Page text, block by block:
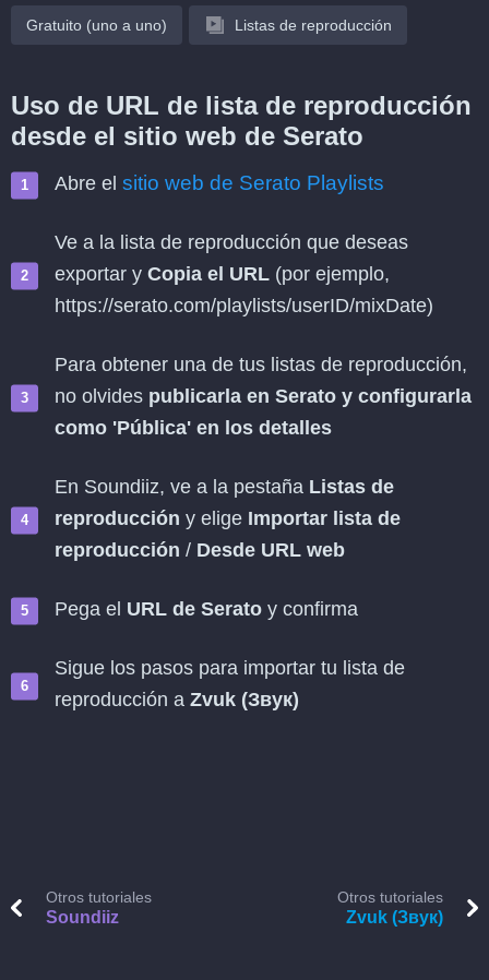
Gratuito (uno a uno) Listas de reproducción
Uso de URL de lista de reproducción
desde el sitio web de Serato
Abre el sitio web de Serato Playlists
Ve a la lista de reproducción que deseas
exportar y Copia el URL (por ejemplo,
https://serato.com/playlists/userID/mixDate)
Para obtener una de tus listas de reproducción,
no olvides publicarla en Serato y configurarla
como 'Pública' en los detalles
En Soundiiz, ve a la pestaña Listas de
reproducción y elige Importar lista de
reproducción / Desde URL web
Pega el URL de Serato y confirma
Sigue los pasos para importar tu lista de
reproducción a Zvuk (Звук)
Otros tutoriales
Soundiiz
Otros tutoriales
Zvuk (Звук)